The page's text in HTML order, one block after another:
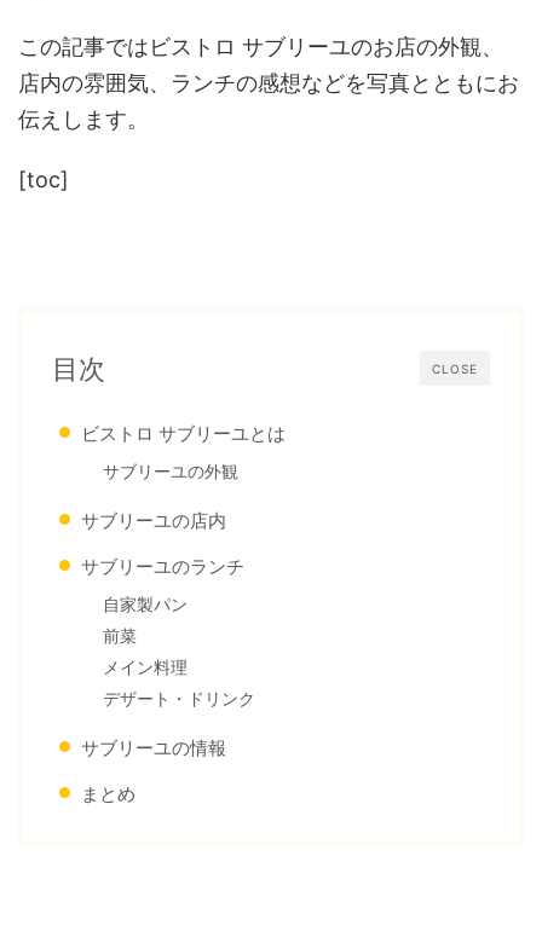
この記事ではビストロ サブリーユのお店の外観、
店内の雰囲気、ランチの感想などを写真とともにお
伝えします。
[toc]
CLOSE
目次
ビストロ サブリーユとは
サブリーユの外観
サブリーユの店内
サブリーユのランチ
自家製パン
前菜
メイン料理
デザート・ドリンク
サブリーユの情報
まとめ